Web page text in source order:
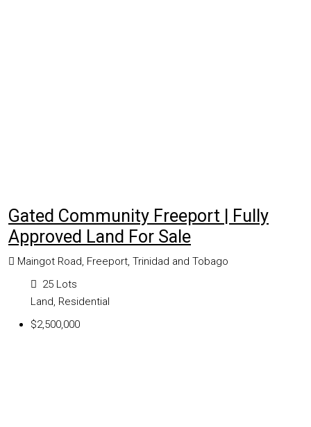
Gated Community Freeport | Fully
Approved Land For Sale
Maingot Road, Freeport, Trinidad and Tobago
25 Lots
Land, Residential
$2,500,000